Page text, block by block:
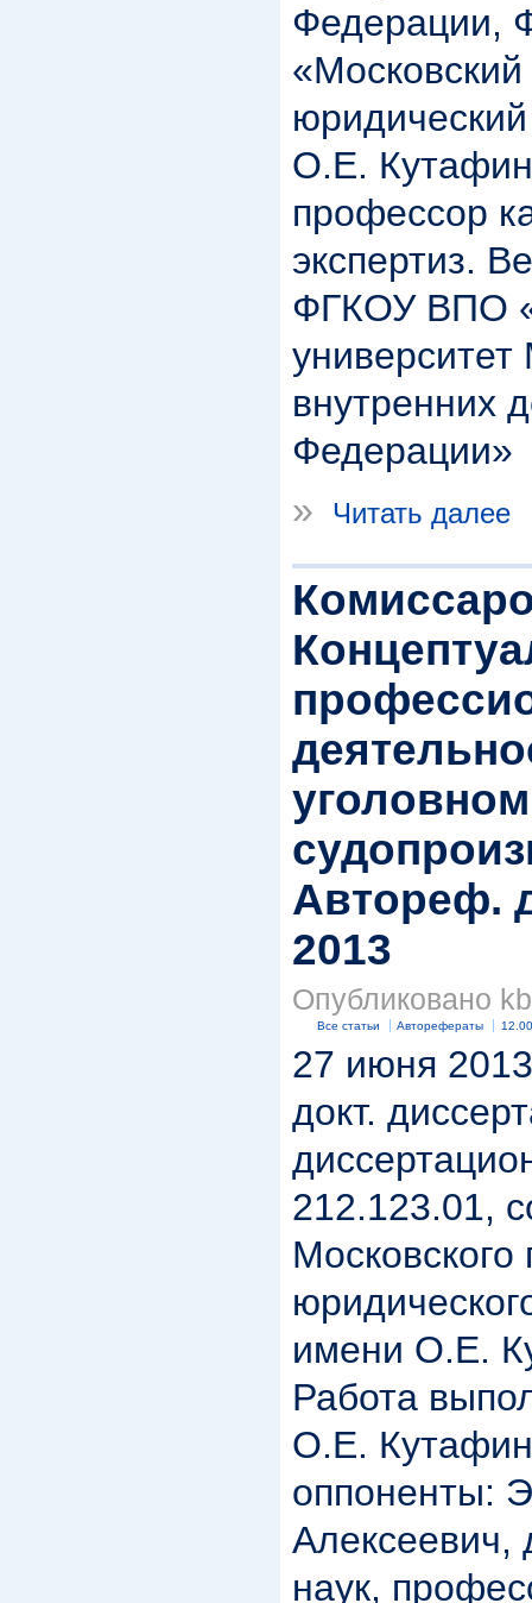
Федерации,
О.Е.
профессор
экспертиз.
ФГКОУ ВПО
внутренних
Федерации»
»
Читать далее
уголовном
Автореф.
2013
Опубликовано
Все статьи Авторефераты
27 июня
докт.
212.123.01,
Московского
имени О.Е.
Работа
О.Е.
оппоненты:
Алексеевич,
наук,